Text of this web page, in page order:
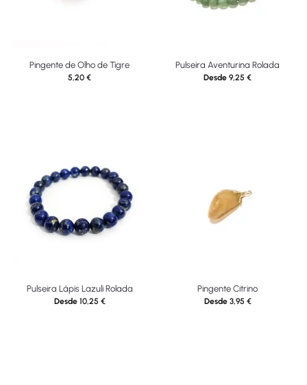
Pingente de Olho de Tigre
5,20 €
Pulseira Aventurina Rolada
Desde 9,25 €
Pulseira Lápis Lazuli Rolada
Desde 10,25 €
Pingente Citrino
Desde 3,95 €